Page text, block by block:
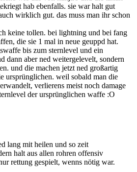
hab ebenfalls. sie war halt gut
wirklich gut. das muss man ihr schon
keine tollen. bei lightning und bei fang
die sie 1 mal in neue geuppd hat.
bis zum sternlevel und ein
dann aber ned weitergelevelt, sondern
und die machen jetzt ned großartig
ursprünglichen. weil sobald man die
verlierens meist noch damage
der ursprünglichen waffe :O
lang mit heilen und so zeit
halt aus allen rohren offensiv
rettung gespielt, wenns nötig war.